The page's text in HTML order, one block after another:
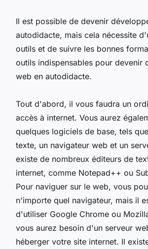
Il est possible de devenir
autodidacte, mais cela nécessite
outils et de suivre les bonnes
outils indispensables pour devenir
web en autodidacte.
Tout d'abord, il vous faudra un
accès à internet. Vous aurez
quelques logiciels de base, tels
texte, un navigateur web et un
existe de nombreux éditeurs de
internet, comme Notepad++ ou
Pour naviguer sur le web, vous
n'importe quel navigateur, mais il
d'utiliser Google Chrome ou
vous aurez besoin d'un serveur
héberger votre site internet. Il